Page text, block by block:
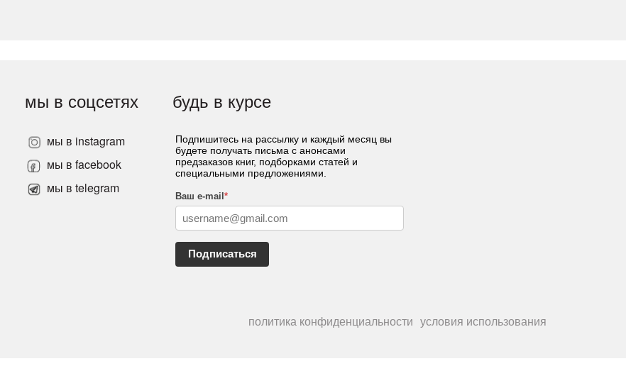
мы в соцсетях
мы в instagram
мы в facebook
мы в telegram
будь в курсе
Подпишитесь на рассылку и каждый месяц вы
будете получать письма с анонсами
предзаказов книг, подборками статей и
специальными предложениями.
Ваш e-mail *
Подписаться
политика конфиденциальности условия использования